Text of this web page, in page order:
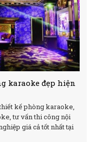
karaoke đẹp hiện
kế phòng karaoke,
tư vấn thi công nội
giá cả tốt nhất tại